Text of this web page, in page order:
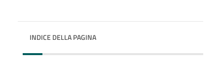
INDICE DELLA PAGINA